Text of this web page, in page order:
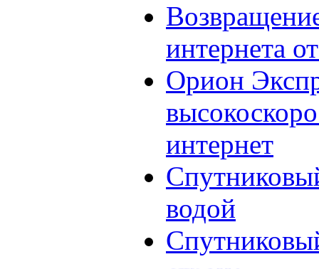
интернета
Орион
интернет
водой